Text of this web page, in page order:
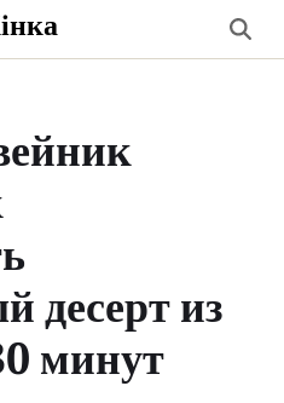
десерт из
минут